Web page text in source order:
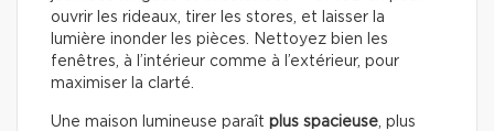
ouvrir les rideaux, tirer les stores, et laisser la
lumière inonder les pièces. Nettoyez bien les
fenêtres, à l’intérieur comme à l’extérieur, pour
maximiser la clarté.
Une maison lumineuse paraît plus spacieuse , plus